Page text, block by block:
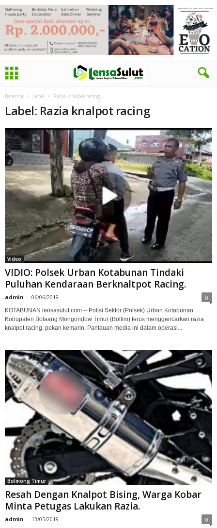
Beranda Label Razia knalpot racing
Label: Razia knalpot racing
Video
VIDIO: Polsek Urban Kotabunan Tindaki
Puluhan Kendaraan Berknaltpot Racing.
admin - 06/06/2019 0
KOTABUNAN lensasulut.com -- Polisi Sektor (Polsek) Urban Kotabunan
Kobupaten Bolaang Mongondow Timur (Boltim) terus menggencarkan razia
knalpot racing, pekan kemarin. Pantauan media ini dalam operasi...
Bolmong Timur
Resah Dengan Knalpot Bising, Warga Kobar
Minta Petugas Lakukan Razia.
admin - 13/05/2019 0